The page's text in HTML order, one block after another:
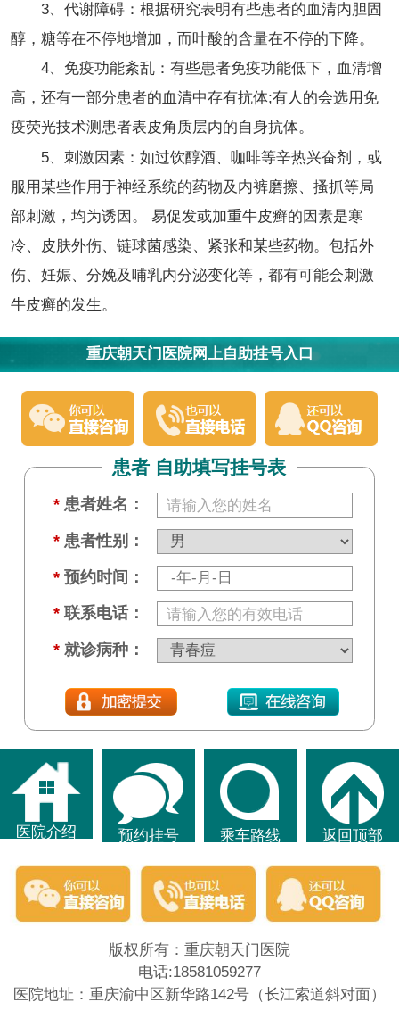
3、代谢障碍：根据研究表明有些患者的血清内胆固
醇，糖等在不停地增加，而叶酸的含量在不停的下降。
4、免疫功能紊乱：有些患者免疫功能低下，血清增
高，还有一部分患者的血清中存有抗体;有人的会选用免
疫荧光技术测患者表皮角质层内的自身抗体。
5、刺激因素：如过饮醇酒、咖啡等辛热兴奋剂，或
服用某些作用于神经系统的药物及内裤磨擦、搔抓等局
部刺激，均为诱因。 易促发或加重牛皮癣的因素是寒
冷、皮肤外伤、链球菌感染、紧张和某些药物。包括外
伤、妊娠、分娩及哺乳内分泌变化等，都有可能会刺激
牛皮癣的发生。
重庆朝天门医院网上自助挂号入口
患者 自助填写挂号表
* 患者姓名：
* 患者性别：
* 预约时间：
* 联系电话：
* 就诊病种：
医院介绍 预约挂号 乘车路线 返回顶部
版权所有：重庆朝天门医院
电话:18581059277
医院地址：重庆渝中区新华路142号（长江索道斜对面）